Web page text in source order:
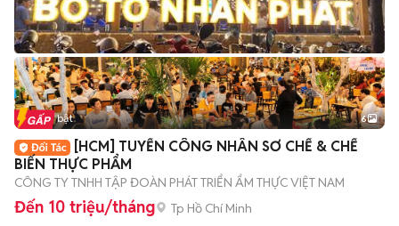
+2
Tin nổi bật 6
[HCM] TUYỂN CÔNG NHÂN SƠ CHẾ & CHẾ
BIẾN THỰC PHẨM
CÔNG TY TNHH TẬP ĐOÀN PHÁT TRIỂN ẨM THỰC VIỆT NAM
Đến 10 triệu/tháng Tp Hồ Chí Minh